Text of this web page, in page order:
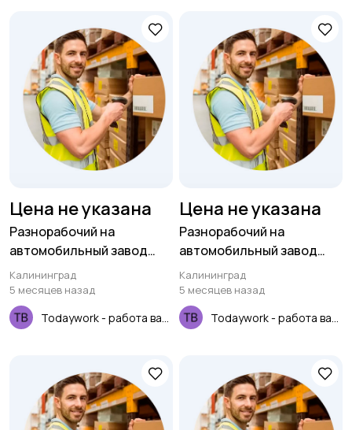
Цена не указана
Разнорабочий на
автомобильный завод
(вахта для РФ)
Калининград
5 месяцев назад
Цена не указана
Разнорабочий на
автомобильный завод
(вахта для РФ)
Калининград
5 месяцев назад